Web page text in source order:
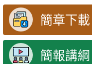
簡章下載
簡報講綱